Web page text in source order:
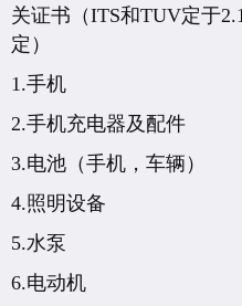
关证书（ITS和TUV定于
定）
1.手机
2.手机充电器及配件
3.电池（手机，车辆）
4.照明设备
5.水泵
6.电动机